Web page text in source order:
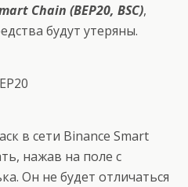
Chain (BEP20, BSC),
будут утеряны.
в сети Binance Smart
нажав на поле с
Он не будет отличаться